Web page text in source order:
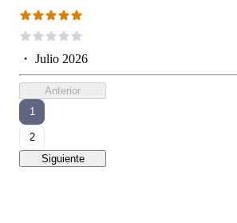
・ Julio 2026
Anterior
1
2
Siguiente